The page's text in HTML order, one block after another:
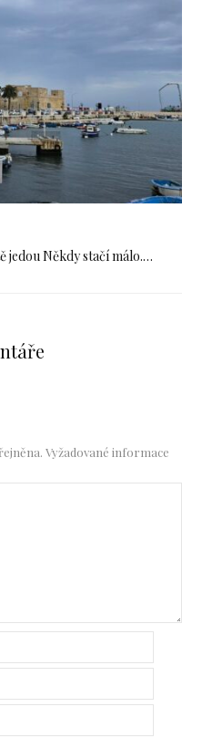
jedou Někdy stačí málo.…
Vyžadované informace